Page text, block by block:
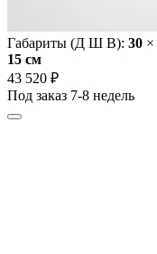
Габариты (Д Ш В): 30 ×
15 cм
43 520 ₽
Под заказ 7-8 недель